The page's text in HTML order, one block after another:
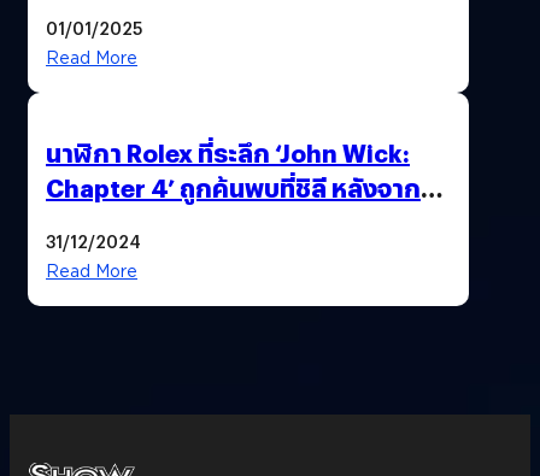
01/01/2025
Read More
นาฬิกา Rolex ที่ระลึก ‘John Wick:
Chapter 4’ ถูกค้นพบที่ชิลี หลังจาก
ก่อน
31/12/2024
Read More